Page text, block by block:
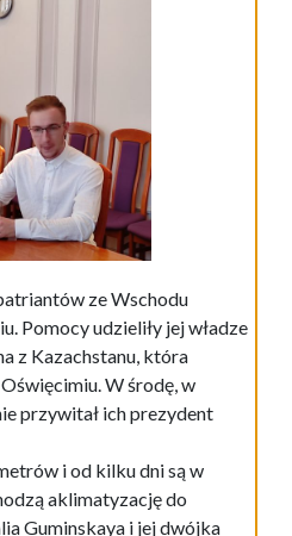
ze Wschodu
Pomocy udzieliły jej władze
z Kazachstanu, która
W środę, w
przywitał ich prezydent
i od kilku dni są w
aklimatyzację do
Guminskaya i jej dwójka